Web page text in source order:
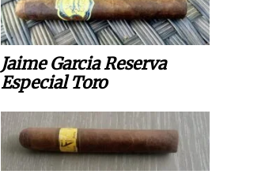
Jaime Garcia Reserva
Especial Toro